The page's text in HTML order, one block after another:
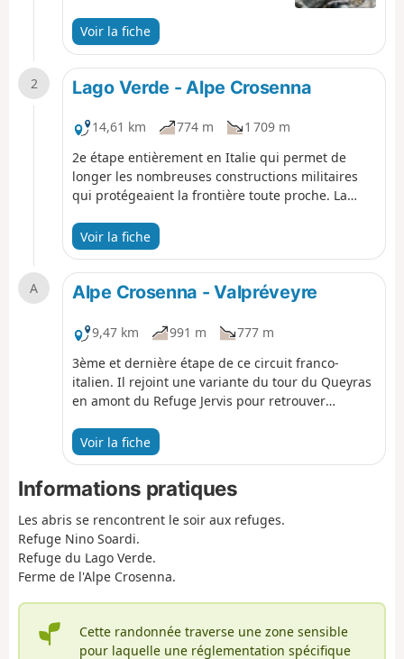
Malaure, Bouchet et Vampréveyre.
Voir la fiche
2 Lago Verde - Alpe Crosenna
14,61 km 774 m
1 709 m
2e étape entièrement en Italie qui permet de
longer les nombreuses constructions militaires
qui protégeaient la frontière toute proche. La
profiter des alpages italiens beaucoup plus verts
que les français. Ceci est dû à l'humidité plus
abondante de ce côté-ci de la frontière.
Voir la fiche
A Alpe Crosenna - Valpréveyre
9,47 km 991 m
777 m
3ème et dernière étape de ce circuit franco-
italien. Il rejoint une variante du tour du Queyras
en amont du Refuge Jervis pour retrouver
Voir la fiche
Informations pratiques
Les abris se rencontrent le soir aux refuges.
Refuge Nino Soardi.
Refuge du Lago Verde.
Ferme de l'Alpe Crosenna.
Cette randonnée traverse une zone sensible
pour laquelle une réglementation spécifique